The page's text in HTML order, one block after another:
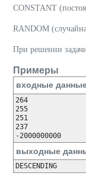
CONSTANT
RANDOM
При решении
Примеры
входные
264
255
251
237
-2000000000
выходные
DESCENDING